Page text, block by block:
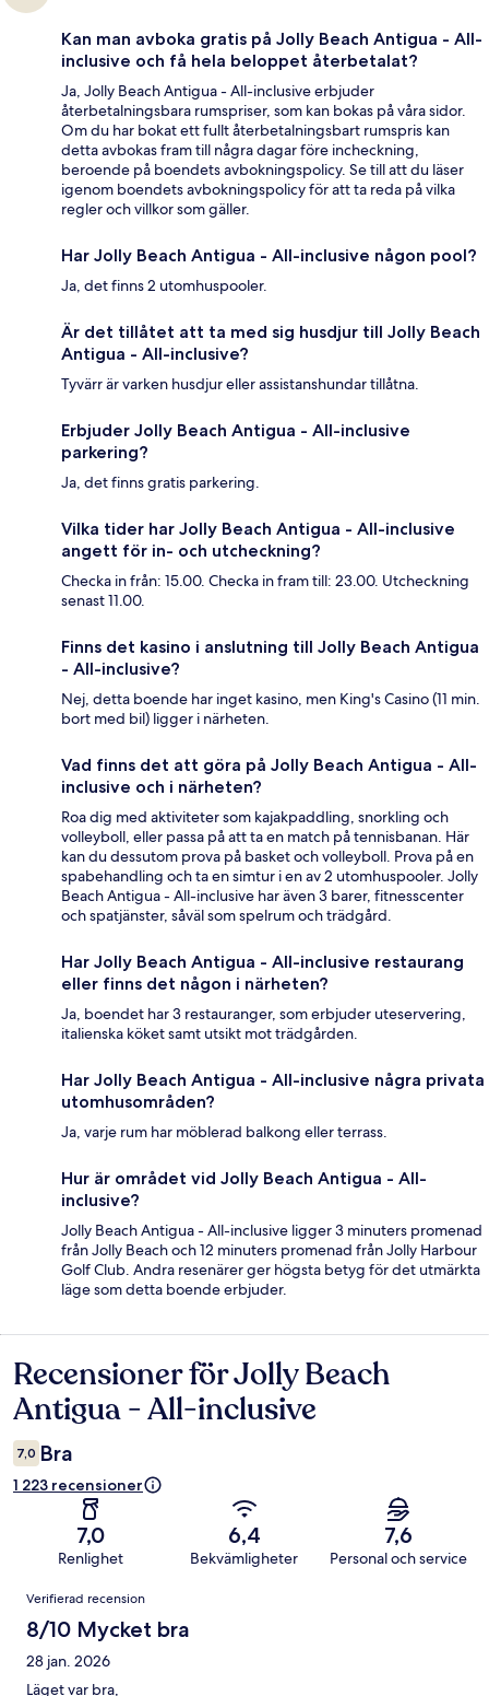
Kan man avboka gratis på Jolly Beach Antigua - All-
inclusive och få hela beloppet återbetalat?
Ja, Jolly Beach Antigua - All-inclusive erbjuder
återbetalningsbara rumspriser, som kan bokas på våra sidor.
Om du har bokat ett fullt återbetalningsbart rumspris kan
detta avbokas fram till några dagar före incheckning,
beroende på boendets avbokningspolicy. Se till att du läser
igenom boendets avbokningspolicy för att ta reda på vilka
regler och villkor som gäller.
Har Jolly Beach Antigua - All-inclusive någon pool?
Ja, det finns 2 utomhuspooler.
Är det tillåtet att ta med sig husdjur till Jolly Beach
Antigua - All-inclusive?
Tyvärr är varken husdjur eller assistanshundar tillåtna.
Erbjuder Jolly Beach Antigua - All-inclusive
parkering?
Ja, det finns gratis parkering.
Vilka tider har Jolly Beach Antigua - All-inclusive
angett för in- och utcheckning?
Checka in från: 15.00. Checka in fram till: 23.00. Utcheckning
senast 11.00.
Finns det kasino i anslutning till Jolly Beach Antigua
- All-inclusive?
Nej, detta boende har inget kasino, men King's Casino (11 min.
bort med bil) ligger i närheten.
Vad finns det att göra på Jolly Beach Antigua - All-
inclusive och i närheten?
Roa dig med aktiviteter som kajakpaddling, snorkling och
volleyboll, eller passa på att ta en match på tennisbanan. Här
kan du dessutom prova på basket och volleyboll. Prova på en
spabehandling och ta en simtur i en av 2 utomhuspooler. Jolly
Beach Antigua - All-inclusive har även 3 barer, fitnesscenter
och spatjänster, såväl som spelrum och trädgård.
Har Jolly Beach Antigua - All-inclusive restaurang
eller finns det någon i närheten?
Ja, boendet har 3 restauranger, som erbjuder uteservering,
italienska köket samt utsikt mot trädgården.
Har Jolly Beach Antigua - All-inclusive några privata
utomhusområden?
Ja, varje rum har möblerad balkong eller terrass.
Hur är området vid Jolly Beach Antigua - All-
inclusive?
Jolly Beach Antigua - All-inclusive ligger 3 minuters promenad
från Jolly Beach och 12 minuters promenad från Jolly Harbour
Golf Club. Andra resenärer ger högsta betyg för det utmärkta
läge som detta boende erbjuder.
Recensioner
Recensioner för Jolly Beach
Antigua - All-inclusive
7,0 Bra
1 223 recensioner
7,0
Renlighet
6,4
Bekvämligheter
7,6
Personal och service
Recensioner
Verifierad recension
8/10 Mycket bra
28 jan. 2026
Läget var bra,